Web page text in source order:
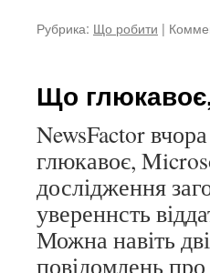
Рубрика: Що робити |
Що
NewsFactor
глюкавоє,
дослідження
увереннсть
Можна навіть
повідомлень про